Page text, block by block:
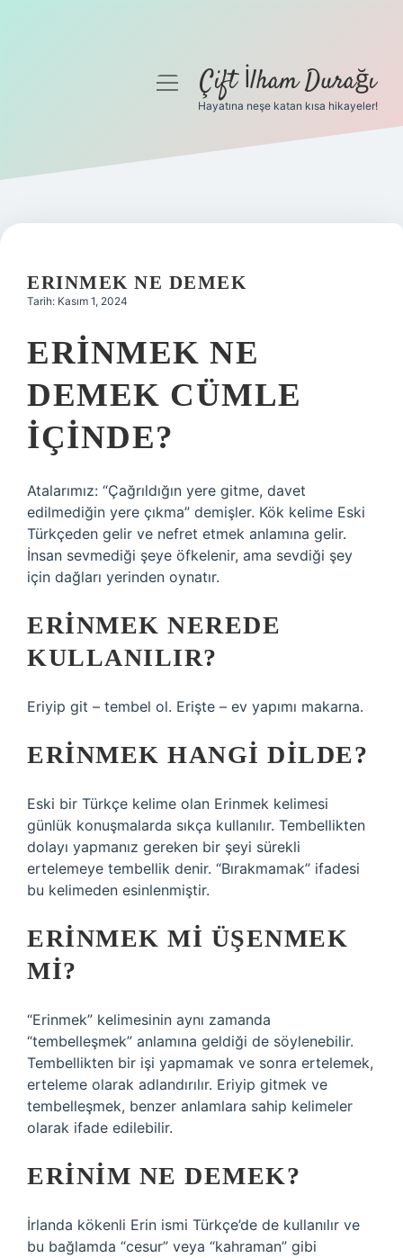
Gizlilik Politikası
Yasal Uyarı
menüyüÇift İlham Durağı
Hayatına neşe katan kısa hikayeler!
ERINMEK NE DEMEK
Tarih: Kasım 1, 2024
ERINMEK NE
DEMEK CÜMLE
IÇINDE?
Atalarımız: “Çağrıldığın yere gitme, davet
edilmediğin yere çıkma” demişler. Kök kelime Eski
Türkçeden gelir ve nefret etmek anlamına gelir.
İnsan sevmediği şeye öfkelenir, ama sevdiği şey
için dağları yerinden oynatır.
ERINMEK NEREDE
KULLANILIR?
Eriyip git – tembel ol. Erişte – ev yapımı makarna.
ERINMEK HANGI DILDE?
Eski bir Türkçe kelime olan Erinmek kelimesi
günlük konuşmalarda sıkça kullanılır. Tembellikten
dolayı yapmanız gereken bir şeyi sürekli
ertelemeye tembellik denir. “Bırakmamak” ifadesi
bu kelimeden esinlenmiştir.
ERINMEK MI ÜŞENMEK
MI?
“Erinmek” kelimesinin aynı zamanda
“tembelleşmek” anlamına geldiği de söylenebilir.
Tembellikten bir işi yapmamak ve sonra ertelemek,
erteleme olarak adlandırılır. Eriyip gitmek ve
tembelleşmek, benzer anlamlara sahip kelimeler
olarak ifade edilebilir.
ERINIM NE DEMEK?
İrlanda kökenli Erin ismi Türkçe’de de kullanılır ve
bu bağlamda “cesur” veya “kahraman” gibi